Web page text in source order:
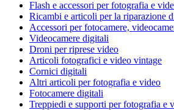
Flash e accessori per fotografia e
Ricambi e articoli per la riparazione
Accessori per fotocamere,
Videocamere digitali
Droni per riprese video
Articoli fotografici e video vintage
Cornici digitali
Altri articoli per fotografia e video
Fotocamere digitali
Treppiedi e supporti per fotografia e